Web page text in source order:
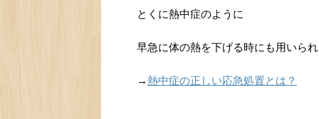
とくに熱中症のように
早急に体の熱を下げる時にも用いら
→熱中症の正しい応急処置とは？